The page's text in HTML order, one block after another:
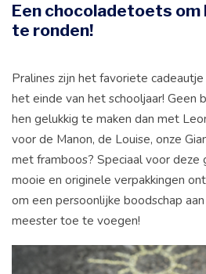
Een chocoladetoets om
te ronden!
Pralines zijn het favoriete
het einde van het schooljaar! Geen
hen gelukkig te maken dan met
voor de Manon, de Louise, onze
met framboos? Speciaal voor
mooie en originele verpakkingen
om een persoonlijke boodschap
meester toe te voegen!